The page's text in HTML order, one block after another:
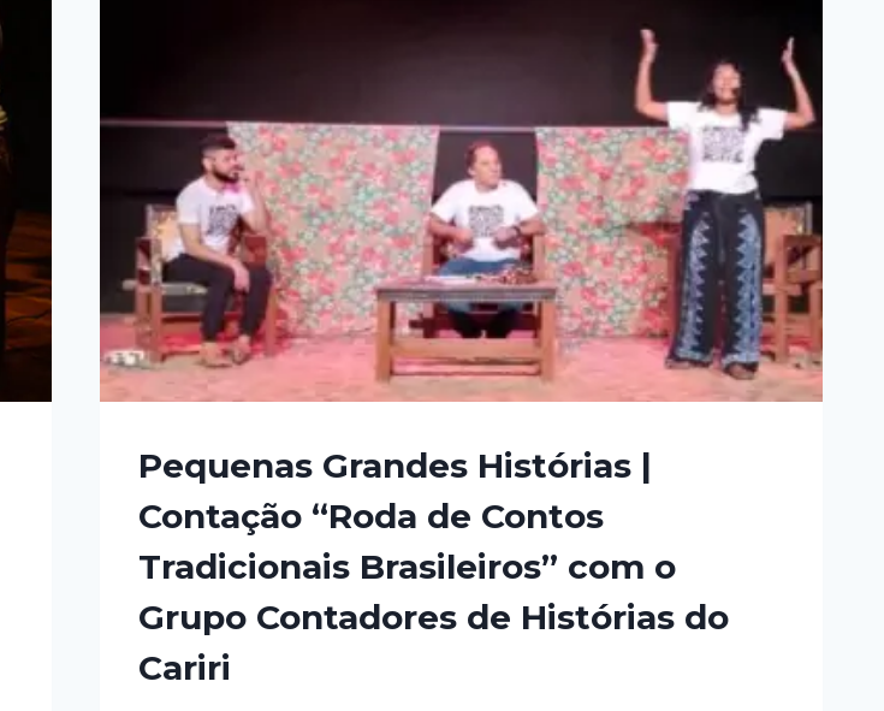
Pequenas Grandes Histórias |
Contação “Roda de Contos
Tradicionais Brasileiros” com o
Grupo Contadores de Histórias do
Cariri